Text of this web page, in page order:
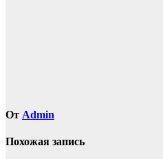
От Admin
Похожая запись